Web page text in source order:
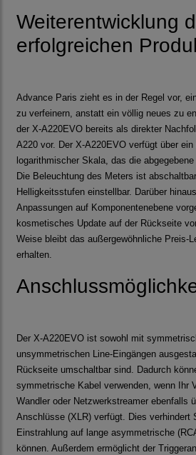
Weiterentwicklung
erfolgreichen
Advance Paris zieht es in der Regel vor,
zu verfeinern, anstatt ein völlig neues zu
der X-A220EVO bereits als direkter
A220 vor. Der X-A220EVO verfügt über
logarithmischer Skala, das die
Die Beleuchtung des Meters ist
Helligkeitsstufen einstellbar. Darüber
Anpassungen auf Komponentenebene
kosmetisches Update auf der Rückseite
Weise bleibt das außergewöhnliche Preis-
erhalten.
Der X-A220EVO ist sowohl mit
unsymmetrischen Line-Eingängen
Rückseite umschaltbar sind. Dadurch
symmetrische Kabel verwenden, wenn Ihr
Wandler oder Netzwerkstreamer ebenfalls
Anschlüsse (XLR) verfügt. Dies verhindert
Einstrahlung auf lange asymmetrische
können. Außerdem ermöglicht der